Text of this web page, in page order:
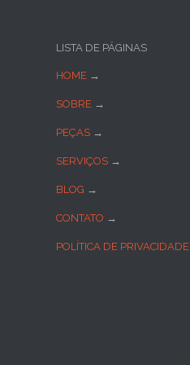
LISTA DE PÁGINAS
HOME →
SOBRE →
PEÇAS →
SERVIÇOS →
BLOG →
CONTATO →
POLÍTICA DE PRIVACIDADE